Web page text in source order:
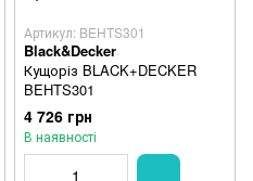
Артикул: BEHTS301
Black&Decker
Кущоріз BLACK+DECKER
BEHTS301
4 726 грн
В наявності